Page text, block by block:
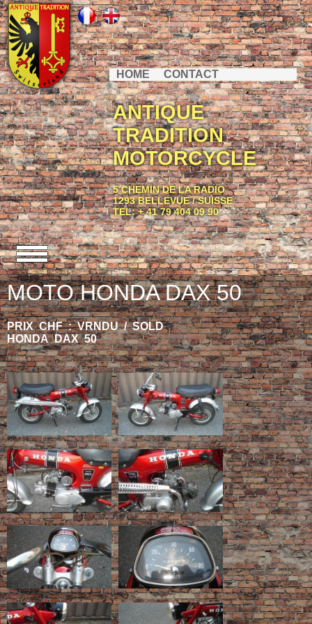
HOME CONTACT
ANTIQUE
TRADITION
MOTORCYCLE
5 CHEMIN DE LA RADIO
1293 BELLEVUE / SUISSE
TEL: + 41 79 404 09 90
MOTO HONDA DAX 50
PRIX CHF : VRNDU / SOLD
HONDA DAX 50